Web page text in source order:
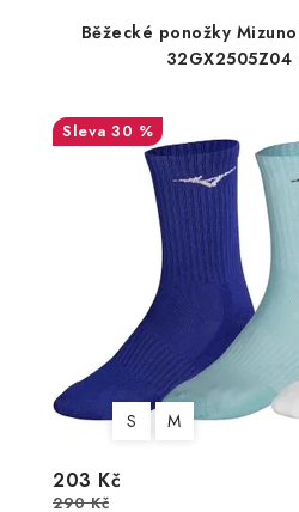
Běžecké ponožky
32GX2505Z04
30 %
S M
203 Kč
290 Kč